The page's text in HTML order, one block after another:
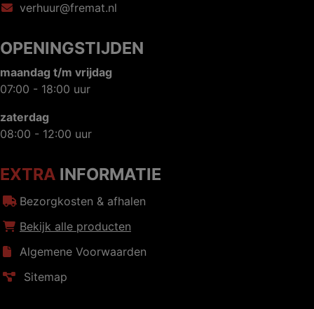
verhuur@fremat.nl
OPENINGSTIJDEN
maandag t/m vrijdag
07:00 - 18:00 uur
zaterdag
08:00 - 12:00 uur
EXTRA INFORMATIE
Bezorgkosten & afhalen
Bekijk alle producten
Algemene Voorwaarden
Sitemap